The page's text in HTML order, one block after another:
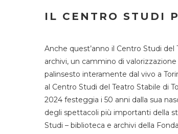
IL CENTRO STUDI
Anche quest’anno il Centro Studi
archivi, un cammino di
palinsesto interamente dal vivo a
al Centro Studi del Teatro Stabile di
2024 festeggia i 50 anni dalla sua
degli spettacoli più importanti della
Studi – biblioteca e archivi della